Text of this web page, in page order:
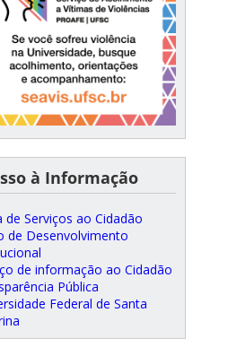
à Informação
de Serviços ao Cidadão
de Desenvolvimento
de informação ao Cidadão
Pública
Federal de Santa